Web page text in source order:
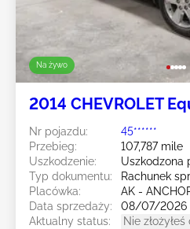
Na żywo
2014 CHEVROLET
Nr pojazdu:
45******
Przebieg:
107,787 mile
Uszkodzenie:
Uszkodzona
Typ dokumentu:
Rachunek
Placówka:
AK -
Data sprzedaży:
08/07/2026
Aktualny status:
Nie